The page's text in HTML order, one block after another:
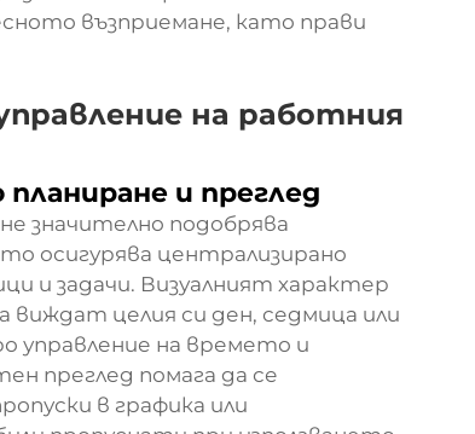
възприемане, като прави
на работния
и преглед
значително подобрява
осигурява централизирано
и задачи. Визуалният характер
целия си ден, седмица или
управление на времето и
преглед помага да се
в графика или